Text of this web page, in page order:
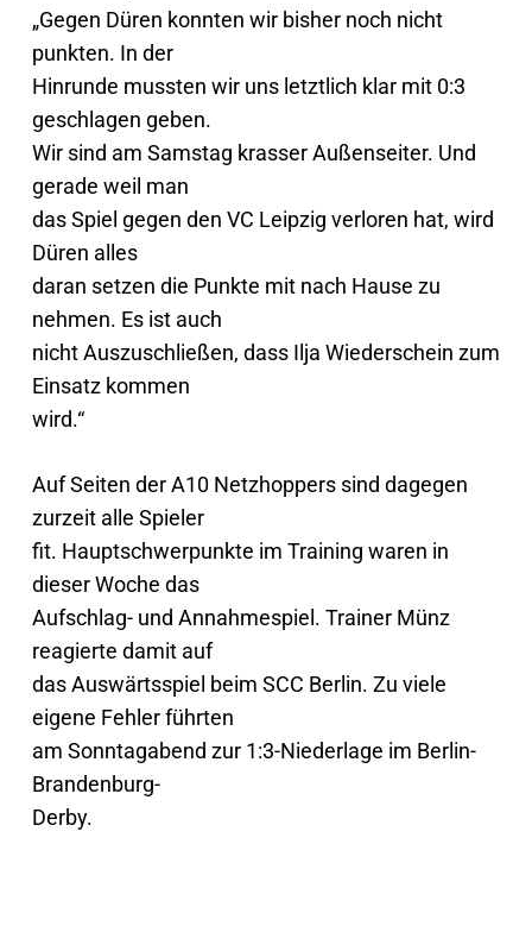
„Gegen Düren konnten wir bisher noch nicht
punkten. In der
Hinrunde mussten wir uns letztlich klar mit 0:3
geschlagen geben.
Wir sind am Samstag krasser Außenseiter. Und
gerade weil man
das Spiel gegen den VC Leipzig verloren hat, wird
Düren alles
daran setzen die Punkte mit nach Hause zu
nehmen. Es ist auch
nicht Auszuschließen, dass Ilja Wiederschein zum
Einsatz kommen
wird.“
Auf Seiten der A10 Netzhoppers sind dagegen
zurzeit alle Spieler
fit. Hauptschwerpunkte im Training waren in
dieser Woche das
Aufschlag- und Annahmespiel. Trainer Münz
reagierte damit auf
das Auswärtsspiel beim SCC Berlin. Zu viele
eigene Fehler führten
am Sonntagabend zur 1:3-Niederlage im Berlin-
Brandenburg-
Derby.